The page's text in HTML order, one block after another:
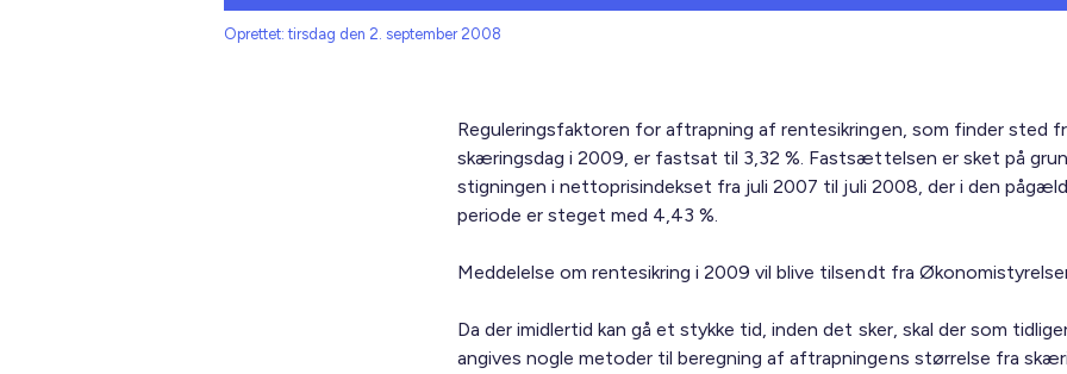
Oprettet: tirsdag den 2. september 2008
Reguleringsfaktoren for aftrapning af rentesikringen, som finder sted
skæringsdag i 2009, er fastsat til 3,32 %. Fastsættelsen er sket på
stigningen i nettoprisindekset fra juli 2007 til juli 2008, der i den
periode er steget med 4,43 %.
Meddelelse om rentesikring i 2009 vil blive tilsendt fra
Da der imidlertid kan gå et stykke tid, inden det sker, skal der som
angives nogle metoder til beregning af aftrapningens størrelse fra